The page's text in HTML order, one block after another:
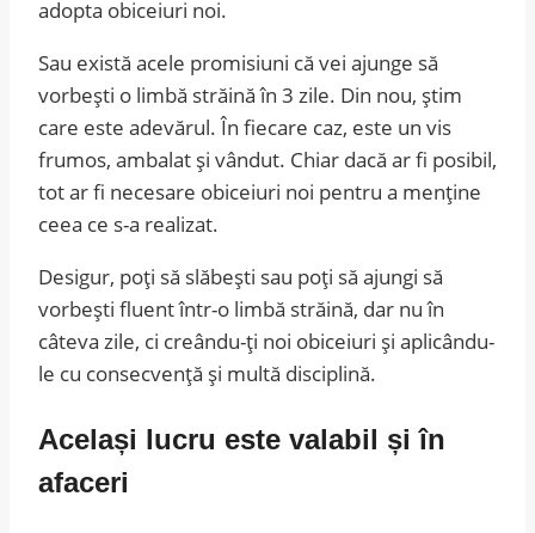
adopta obiceiuri noi.
Sau există acele promisiuni că vei ajunge să
vorbești o limbă străină în 3 zile. Din nou, știm
care este adevărul. În fiecare caz, este un vis
frumos, ambalat și vândut. Chiar dacă ar fi posibil,
tot ar fi necesare obiceiuri noi pentru a menține
ceea ce s-a realizat.
Desigur, poți să slăbești sau poți să ajungi să
vorbești fluent într-o limbă străină, dar nu în
câteva zile, ci creându-ți noi obiceiuri și aplicându-
le cu consecvență și multă disciplină.
Același lucru este valabil și în
afaceri